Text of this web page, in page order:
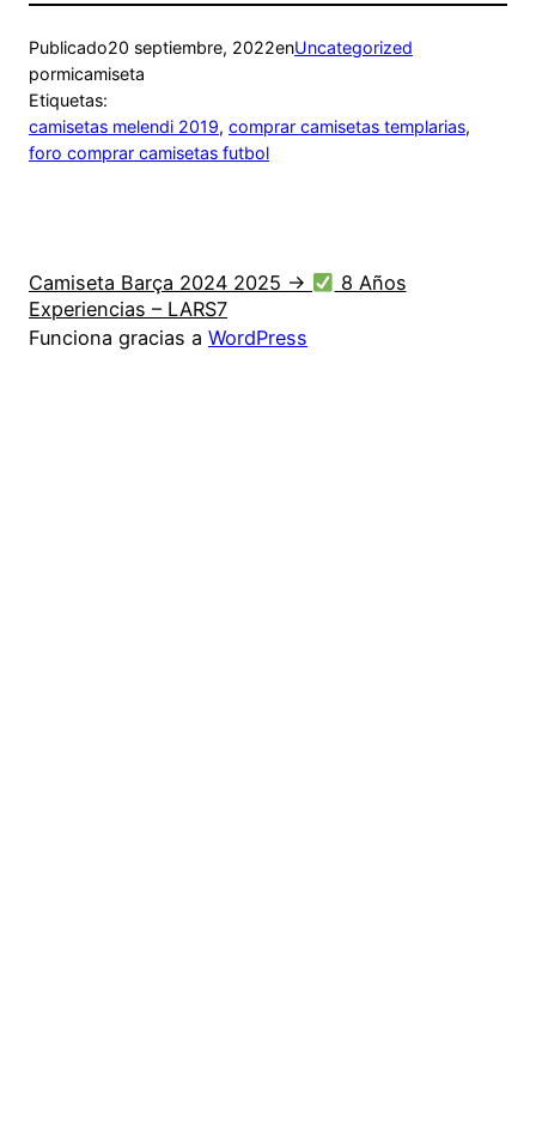
Publicado20 septiembre, 2022enUncategorized
pormicamiseta
Etiquetas:
camisetas melendi 2019, comprar camisetas templarias
foro comprar camisetas futbol
Camiseta Barça 2024 2025 →
8 Años
Experiencias – LARS7
Funciona gracias a WordPress